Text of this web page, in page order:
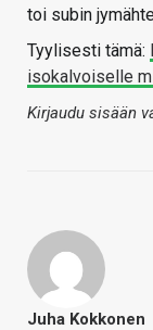
toi subin
Tyylisesti tämä:
isokalvoiselle
Kirjaudu sisään
Juha Kokkonen